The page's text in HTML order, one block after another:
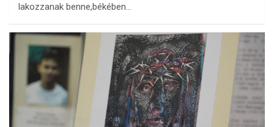
lakozzanak benne,békében…